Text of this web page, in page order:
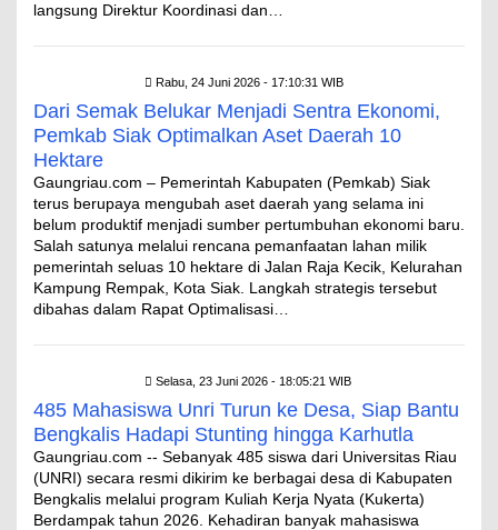
langsung Direktur Koordinasi dan…
Rabu, 24 Juni 2026 - 17:10:31 WIB
Dari Semak Belukar Menjadi Sentra Ekonomi,
Pemkab Siak Optimalkan Aset Daerah 10
Hektare
Gaungriau.com – Pemerintah Kabupaten (Pemkab) Siak
terus berupaya mengubah aset daerah yang selama ini
belum produktif menjadi sumber pertumbuhan ekonomi baru.
Salah satunya melalui rencana pemanfaatan lahan milik
pemerintah seluas 10 hektare di Jalan Raja Kecik, Kelurahan
Kampung Rempak, Kota Siak. Langkah strategis tersebut
dibahas dalam Rapat Optimalisasi…
Selasa, 23 Juni 2026 - 18:05:21 WIB
485 Mahasiswa Unri Turun ke Desa, Siap Bantu
Bengkalis Hadapi Stunting hingga Karhutla
Gaungriau.com -- Sebanyak 485 siswa dari Universitas Riau
(UNRI) secara resmi dikirim ke berbagai desa di Kabupaten
Bengkalis melalui program Kuliah Kerja Nyata (Kukerta)
Berdampak tahun 2026. Kehadiran banyak mahasiswa